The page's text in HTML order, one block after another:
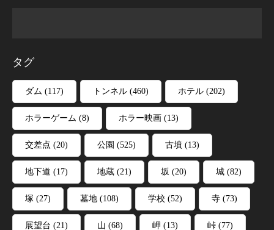
タグ
ダム (117) トンネル (460) ホテル (202)
ホラーゲーム (8) ホラー映画 (13)
交差点 (20) 公園 (525) 古墳 (13)
地下道 (17) 地蔵 (21) 坂 (20) 城 (82)
塚 (27) 墓地 (108) 学校 (52) 寺 (73)
展望台 (21) 山 (68) 岬 (13) 峠 (77)